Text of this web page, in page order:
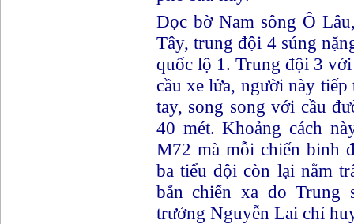
Dọc bờ Nam sông Ô
Tây, trung đội 4 súng
quốc lộ 1. Trung đội 3
cầu xe lửa, người này
tay, song song với cầu
40 mét. Khoảng cách
M72 mà mỗi chiến binh
ba tiểu đội còn lại nằm
bắn chiến xa do
trưởng Nguyễn Lai chỉ